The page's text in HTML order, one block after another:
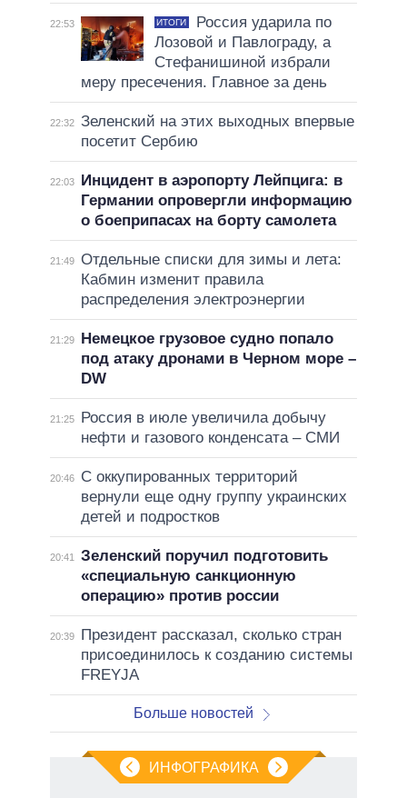
22:53 ИТОГИ
Россия ударила по
Лозовой и Павлограду, а
Стефанишиной избрали
меру пресечения. Главное за день
22:32 Зеленский на этих выходных впервые
посетит Сербию
22:03
Инцидент в аэропорту Лейпцига: в
Германии опровергли информацию
о боеприпасах на борту самолета
21:49 Отдельные списки для зимы и лета:
Кабмин изменит правила
распределения электроэнергии
21:29
Немецкое грузовое судно попало
под атаку дронами в Черном море –
DW
21:25
Россия в июле увеличила добычу
нефти и газового конденсата – СМИ
20:46
С оккупированных территорий
вернули еще одну группу украинских
детей и подростков
20:41 Зеленский поручил подготовить
«специальную санкционную
операцию» против россии
20:39
Президент рассказал, сколько стран
присоединилось к созданию системы
FREYJA
Больше новостей
ИНФОГРАФИКА